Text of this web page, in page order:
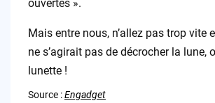
ouvertes ».
Mais entre nous, n’allez pas trop vite
ne s’agirait pas de décrocher la lune,
lunette !
Source :Engadget